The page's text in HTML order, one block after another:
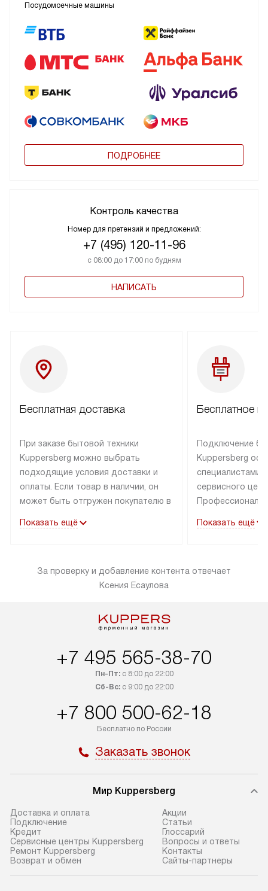
Посудомоечные машины
ПОДРОБНЕЕ
Контроль качества
Номер для претензий и предложений:
+7 (495) 120-11-96
с 08:00 до 17:00 по будням
НАПИСАТЬ
Бесплатная доставка
При заказе бытовой техники
Kuppersberg можно выбрать
подходящие условия доставки и
оплаты. Если товар в наличии, он
может быть отгружен покупателю в
специальным лейблом
оплачивается дополнительно.
Возможна доставка товаров по
Показать ещё
Бесплатное
Подключение
Kuppersberg
специалистами
сервисного
эксплуатации
подключается
Показать ещё
За проверку и добавление контента отвечает
Ксения Есаулова
+7 495 565-38-70
Пн-Пт:с 8:00 до 22:00
Сб-Вс:с 9:00 до 22:00
+7 800 500-62-18
Бесплатно по России
Заказать звонок
Мир Kuppersberg
Доставка и оплата
Подключение
Кредит
Сервисные центры Kuppersberg
Ремонт Kuppersberg
Возврат и обмен
Акции
Cтатьи
Глоссарий
Вопросы и ответы
Контакты
Сайты-партнеры